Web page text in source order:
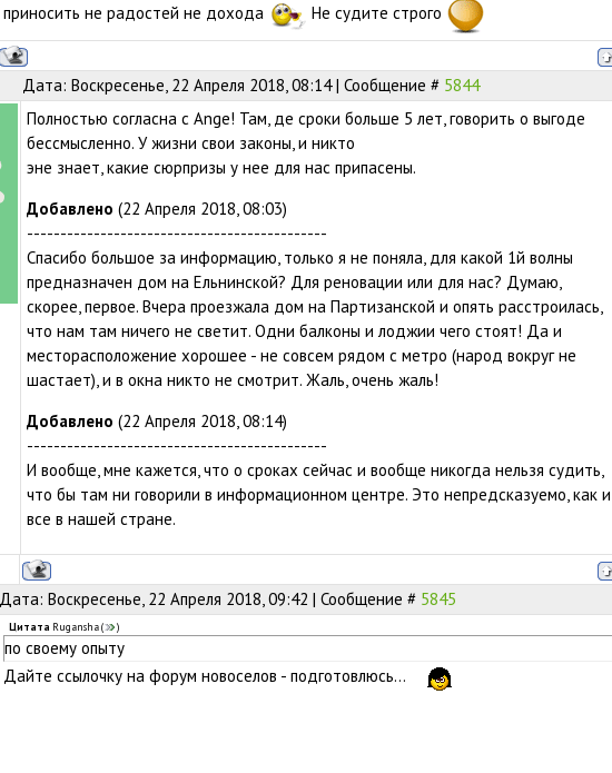
приносить не радостей не дохода
Не судите строго
Дата: Воскресенье, 22 Апреля 2018, 08:14 | Сообщение # 5844
Полностью согласна с Ange! Там, де сроки больше 5 лет, говорить о выгоде
бессмысленно. У жизни свои законы, и никто
эне знает, какие сюрпризы у нее для нас припасены.
Добавлено (22 Апреля 2018, 08:03)
---------------------------------------------
Спасибо большое за информацию, только я не поняла, для какой 1й волны
предназначен дом на Ельнинской? Для реновации или для нас? Думаю,
скорее, первое. Вчера проезжала дом на Партизанской и опять расстроилась,
что нам там ничего не светит. Одни балконы и лоджии чего стоят! Да и
месторасположение хорошее - не совсем рядом с метро (народ вокруг не
шастает), и в окна никто не смотрит. Жаль, очень жаль!
Добавлено (22 Апреля 2018, 08:14)
---------------------------------------------
И вообще, мне кажется, что о сроках сейчас и вообще никогда нельзя судить,
что бы там ни говорили в информационном центре. Это непредсказуемо, как и
все в нашей стране.
Дата: Воскресенье, 22 Апреля 2018, 09:42 | Сообщение # 5845
Цитата Rugansha( )
по своему опыту
Дайте ссылочку на форум новоселов - подготовлюсь...